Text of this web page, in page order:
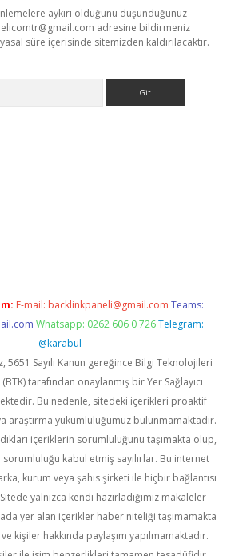
aykırı olduğunu düşündüğünüz
adresine bildirmeniz
süre içerisinde sitemizden kaldırılacaktır.
E-mail: backlinkpaneli@gmail.com Teams:
Whatsapp: 0262 606 0 726 Telegram:
@karabul
5651 Sayılı Kanun gereğince Bilgi Teknolojileri
tarafından onaylanmış bir Yer Sağlayıcı
Bu nedenle, sitedeki içerikleri proaktif
araştırma yükümlülüğümüz bulunmamaktadır.
içeriklerin sorumluluğunu taşımakta olup,
kabul etmiş sayılırlar. Bu internet
kurum veya şahıs şirketi ile hiçbir bağlantısı
yalnızca kendi hazırladığımız makaleler
yer alan içerikler haber niteliği taşımamakta
kişiler hakkında paylaşım yapılmamaktadır.